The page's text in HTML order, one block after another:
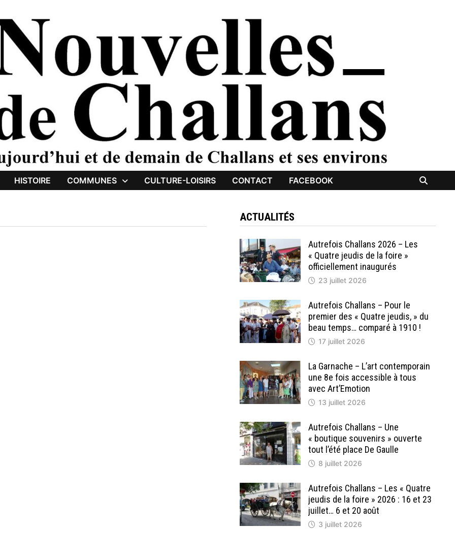
HISTOIRE COMMUNES CULTURE-LOISIRS CONTACT FACEBOOK
ACTUALITÉS
Autrefois Challans 2026 – Les
« Quatre jeudis de la foire »
officiellement inaugurés
23 juillet 2026
Autrefois Challans – Pour le
premier des « Quatre jeudis, » du
beau temps… comparé à 1910 !
17 juillet 2026
La Garnache – L’art contemporain
une 8e fois accessible à tous
avec Art’Emotion
13 juillet 2026
Autrefois Challans – Une
« boutique souvenirs » ouverte
tout l’été place De Gaulle
8 juillet 2026
Autrefois Challans – Les « Quatre
jeudis de la foire » 2026 : 16 et 23
juillet… 6 et 20 août
3 juillet 2026